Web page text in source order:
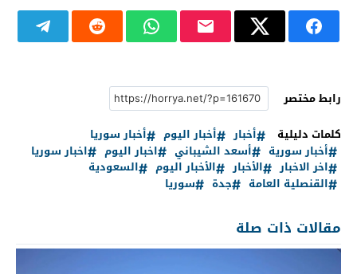
رابط مختصر
كلمات دليلية
أخبار أخبار اليوم
أخبار سوريا
أخبار سورية
أسعد الشيباني اخبار اليوم
اخبار سوريا
اخر الاخبار
الأخبار الأخبار اليوم
السعودية
القنصلية العامة
جدة سوريا
مقالات ذات صلة